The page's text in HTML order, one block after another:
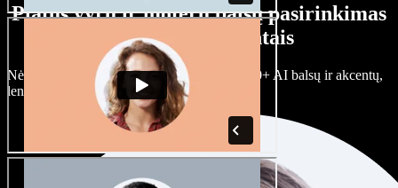
Platus vyrų ir moterų balsų pasirinkimas
su įvairiais akcentais
Nėra dviejų vienodų projektų. Rinkitės iš 100+ AI balsų ir akcentų,
lengvai juos prisitaikykite.